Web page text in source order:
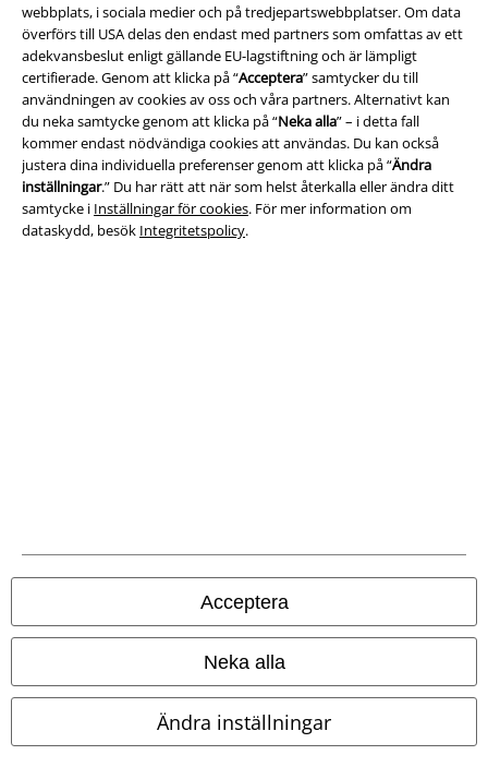
webbplats, i sociala medier och på tredjepartswebbplatser. Om data
överförs till USA delas den endast med partners som omfattas av ett
adekvansbeslut enligt gällande EU-lagstiftning och är lämpligt
certifierade. Genom att klicka på “Acceptera” samtycker du till
användningen av cookies av oss och våra partners. Alternativt kan
du neka samtycke genom att klicka på “Neka alla” – i detta fall
kommer endast nödvändiga cookies att användas. Du kan också
justera dina individuella preferenser genom att klicka på “Ändra
inställningar.” Du har rätt att när som helst återkalla eller ändra ditt
samtycke i Inställningar för cookies. För mer information om
dataskydd, besök Integritetspolicy.
Acceptera
Neka alla
Ändra inställningar
Bli en del av gemenskapen!
Betalningsmetod
A Warner Music Group Company